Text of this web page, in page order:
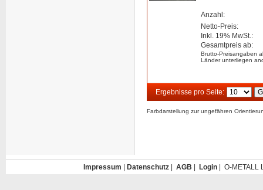
Anzahl:
Netto-Preis:
Inkl. 19% MwSt.:
Gesamtpreis ab:
Brutto-Preisangaben
Länder unterliegen
Ergebnisse pro Seite:
Farbdarstellung zur ungefähren
Impressum Datenschutz| AGB Login| O-METALL